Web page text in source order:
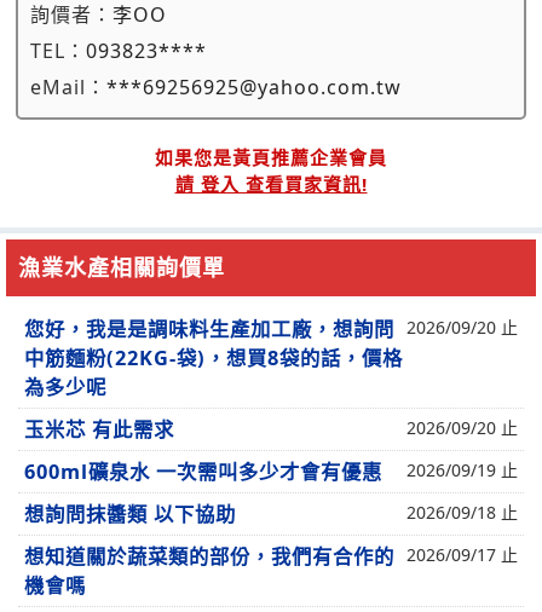
詢價者： 李OO
TEL： 093823****
eMail： ***69256925@yahoo.com.tw
如果您是黃頁推薦企業會員
請 登入 查看買家資訊!
漁業水產相關詢價單
您好，我是是調味料生產加工廠，想詢問
中筋麵粉(22KG-袋)，想買8袋的話，價格
為多少呢
2026/09/20 止
玉米芯 有此需求 2026/09/20 止
600ml礦泉水 一次需叫多少才會有優惠 2026/09/19 止
想詢問抹醬類 以下協助 2026/09/18 止
想知道關於蔬菜類的部份，我們有合作的
機會嗎
2026/09/17 止